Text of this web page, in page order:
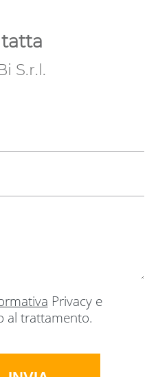
S.r.l.
Privacy e
al trattamento.